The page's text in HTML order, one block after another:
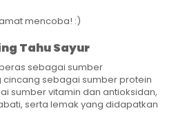
mencoba! :)
Tahu Sayur
sebagai sumber
sebagai sumber protein
sumber vitamin dan antioksidan,
serta lemak yang didapatkan